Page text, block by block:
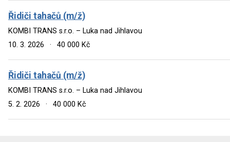
Řidiči tahačů (m/ž)
KOMBI TRANS s.r.o. – Luka nad Jihlavou
10. 3. 2026
· 40 000 Kč
Řidiči tahačů (m/ž)
KOMBI TRANS s.r.o. – Luka nad Jihlavou
5. 2. 2026
· 40 000 Kč